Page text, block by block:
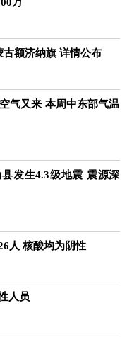
额济纳旗 详情公布
气又来 本周中东部气温
发生4.3级地震 震源深
人 核酸均为阴性
人员